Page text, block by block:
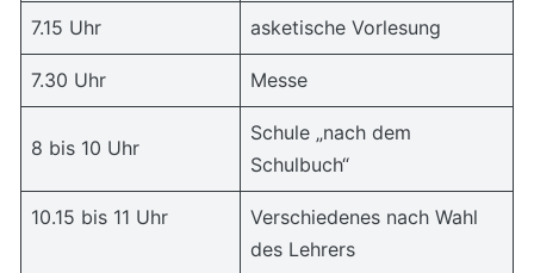
7.15 Uhr asketische Vorlesung
7.30 Uhr Messe
8 bis 10 Uhr
Schule „nach dem
Schulbuch“
10.15 bis 11 Uhr
Verschiedenes nach Wahl
des Lehrers